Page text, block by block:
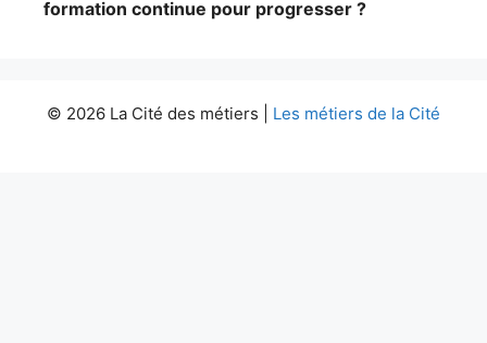
formation continue pour progresser ?
© 2026 La Cité des métiers | Les métiers de la Cité